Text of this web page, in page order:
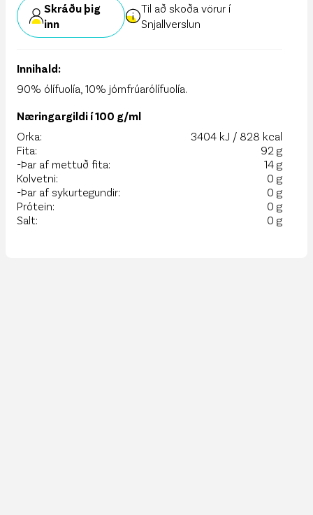
Skráðu þig
inn
Til að skoða vörur í
Snjallverslun
Innihald:
90% ólífuolía, 10% jómfrúarólífuolía.
Næringargildi í 100 g/ml
Orka:
3404 kJ / 828 kcal
Fita:
92 g
-Þar af mettuð fita:
14 g
Kolvetni:
0 g
-Þar af sykurtegundir:
0 g
Prótein:
0 g
Salt:
0 g